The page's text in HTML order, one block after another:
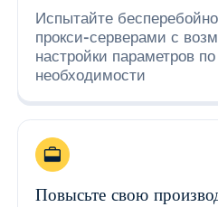
Испытайте
прокси-серверами с
настройки параметров
необходимости
Повысьте свою